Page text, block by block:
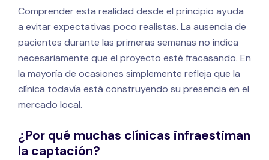
Comprender esta realidad desde el principio ayuda
a evitar expectativas poco realistas. La ausencia de
pacientes durante las primeras semanas no indica
necesariamente que el proyecto esté fracasando. En
la mayoría de ocasiones simplemente refleja que la
clínica todavía está construyendo su presencia en el
mercado local.
¿Por qué muchas clínicas infraestiman
la captación?